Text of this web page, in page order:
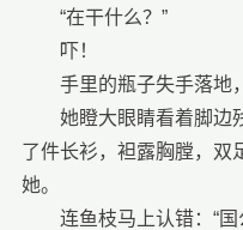
“在干什么？”
吓！
手里的瓶子失手落地
她瞪大眼睛看着脚边
了件长衫，袒露胸膛，双
她。
连鱼枝马上认错：“